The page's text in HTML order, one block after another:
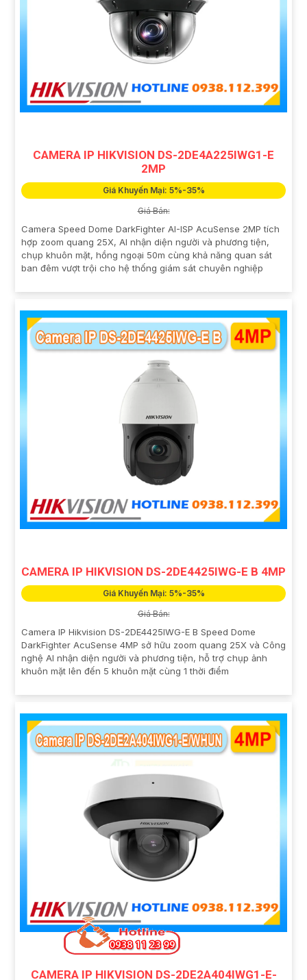
CAMERA IP HIKVISION DS-2DE4A225IWG1-E
2MP
Giá Khuyến Mại: 5%-35%
Giá Bán:
Camera Speed Dome DarkFighter AI-ISP AcuSense 2MP tích
hợp zoom quang 25X, AI nhận diện người và phương tiện,
chụp khuôn mặt, hồng ngoại 50m cùng khả năng quan sát
ban đêm vượt trội cho hệ thống giám sát chuyên nghiệp
CAMERA IP HIKVISION DS-2DE4425IWG-E B 4MP
Giá Khuyến Mại: 5%-35%
Giá Bán:
Camera IP Hikvision DS-2DE4425IWG-E B Speed Dome
DarkFighter AcuSense 4MP sở hữu zoom quang 25X và Công
nghệ AI nhận diện người và phương tiện, hỗ trợ chụp ảnh
khuôn mặt lên đến 5 khuôn mặt cùng 1 thời điểm
CAMERA IP HIKVISION DS-2DE2A404IWG1-E-